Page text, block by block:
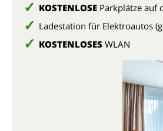
KOSTENLOSE Parkplätze auf
Ladestation für Elektroautos
KOSTENLOSES WLAN